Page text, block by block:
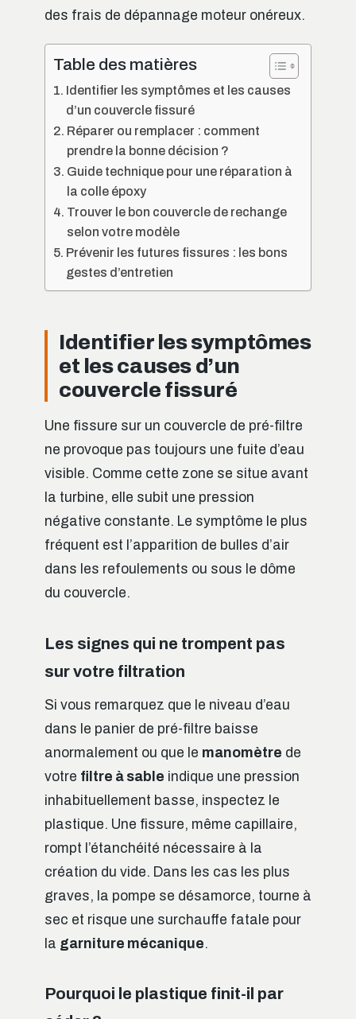
des frais de dépannage moteur onéreux.
Table des matières
Identifier les symptômes et les causes
d’un couvercle fissuré
Réparer ou remplacer : comment
prendre la bonne décision ?
Guide technique pour une réparation à
la colle époxy
Trouver le bon couvercle de rechange
selon votre modèle
Prévenir les futures fissures : les bons
gestes d’entretien
Identifier les symptômes
et les causes d’un
couvercle fissuré
Une fissure sur un couvercle de pré-filtre
ne provoque pas toujours une fuite d’eau
visible. Comme cette zone se situe avant
la turbine, elle subit une pression
négative constante. Le symptôme le plus
fréquent est l’apparition de bulles d’air
dans les refoulements ou sous le dôme
du couvercle.
Les signes qui ne trompent pas
sur votre filtration
Si vous remarquez que le niveau d’eau
dans le panier de pré-filtre baisse
anormalement ou que le manomètre de
votre filtre à sable indique une pression
inhabituellement basse, inspectez le
plastique. Une fissure, même capillaire,
rompt l’étanchéité nécessaire à la
création du vide. Dans les cas les plus
graves, la pompe se désamorce, tourne à
sec et risque une surchauffe fatale pour
la garniture mécanique.
Pourquoi le plastique finit-il par